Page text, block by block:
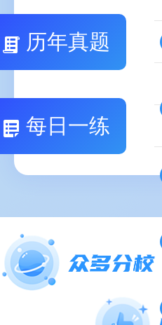
历年真题
每日一练